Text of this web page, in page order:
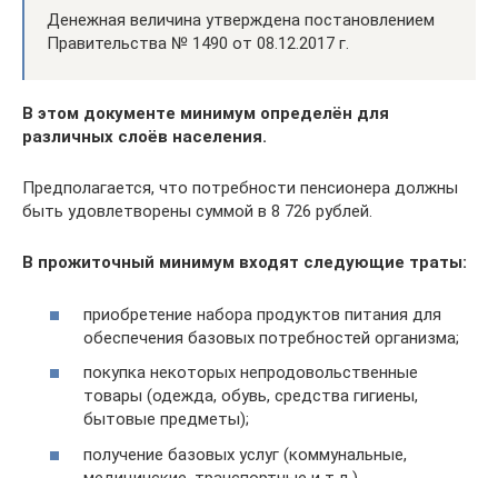
Денежная величина утверждена постановлением
Правительства № 1490 от 08.12.2017 г.
В этом документе минимум определён для
различных слоёв населения.
Предполагается, что потребности пенсионера должны
быть удовлетворены суммой в 8 726 рублей.
В прожиточный минимум входят следующие траты:
приобретение набора продуктов питания для
обеспечения базовых потребностей организма;
покупка некоторых непродовольственные
товары (одежда, обувь, средства гигиены,
бытовые предметы);
получение базовых услуг (коммунальные,